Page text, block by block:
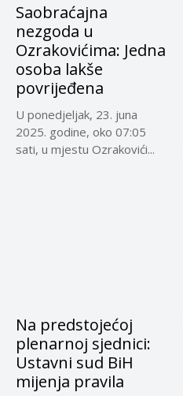
Saobraćajna
nezgoda u
Ozrakovićima: Jedna
osoba lakše
povrijeđena
U ponedjeljak, 23. juna
2025. godine, oko 07:05
sati, u mjestu Ozrakovići...
Na predstojećoj
plenarnoj sjednici:
Ustavni sud BiH
mijenja pravila